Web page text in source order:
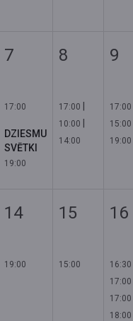
7
17:00
DZIESMU
SVĒTKI
19:00
8
17:00
10:00
14:00
9
17:00
15:00
19:00
14
19:00
15
15:00
16
16:30
17:00
17:00
18:00